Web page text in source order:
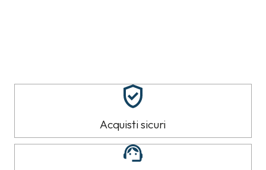
Acquisti sicuri